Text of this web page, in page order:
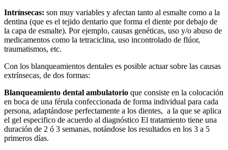
Intrínsecas: son muy variables y afectan tanto al esmalte como a la
dentina (que es el tejido dentario que forma el diente por debajo de
la capa de esmalte). Por ejemplo, causas genéticas, uso y/o abuso de
medicamentos como la tetraciclina, uso incontrolado de flúor,
traumatismos, etc.
Con los blanqueamientos dentales es posible actuar sobre las causas
extrínsecas, de dos formas:
Blanqueamiento dental ambulatorio que consiste en la colocación
en boca de una férula confeccionada de forma individual para cada
persona, adaptándose perfectamente a los dientes, a la que se aplica
el gel especifico de acuerdo al diagnóstico El tratamiento tiene una
duración de 2 ó 3 semanas, notándose los resultados en los 3 a 5
primeros días.